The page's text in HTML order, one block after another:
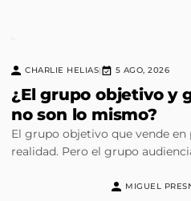
CHARLIE HELIAS| 5 AGO, 2026
¿El grupo objetivo y
no son lo mismo?
El grupo objetivo que vende en
realidad. Pero el grupo
MIGUEL